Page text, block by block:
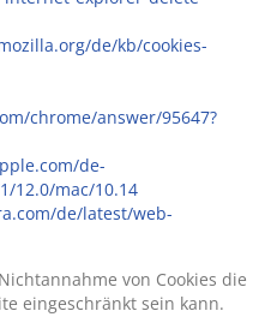
de/kb/cookies-
chrome/answer/95647?
de-
12.0/mac/10.14
de/latest/web-
von Cookies die
eingeschränkt sein kann.